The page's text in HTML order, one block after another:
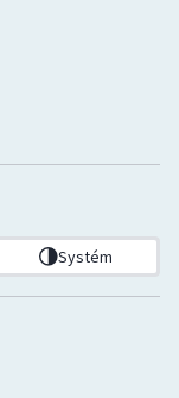
Systém